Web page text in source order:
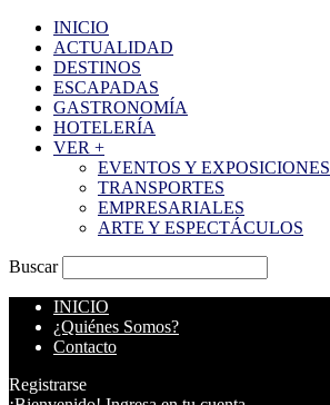
INICIO
ACTUALIDAD
DESTINOS
ESCAPADAS
GASTRONOMÍA
HOTELERÍA
VER +
EVENTOS Y EXPOSICIONES
TRANSPORTES
EMPRESARIALES
ARTE Y ESPECTÁCULOS
Buscar
INICIO
¿Quiénes Somos?
Contacto
Registrarse